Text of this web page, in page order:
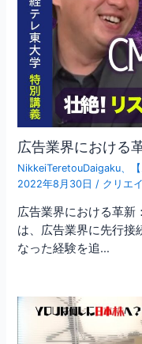
広告業界における
NikkeiTeretouDaigaku
2022年8月30日 / クリエ
広告業界における革新
は、広告業界に先行接
なった経験を追…